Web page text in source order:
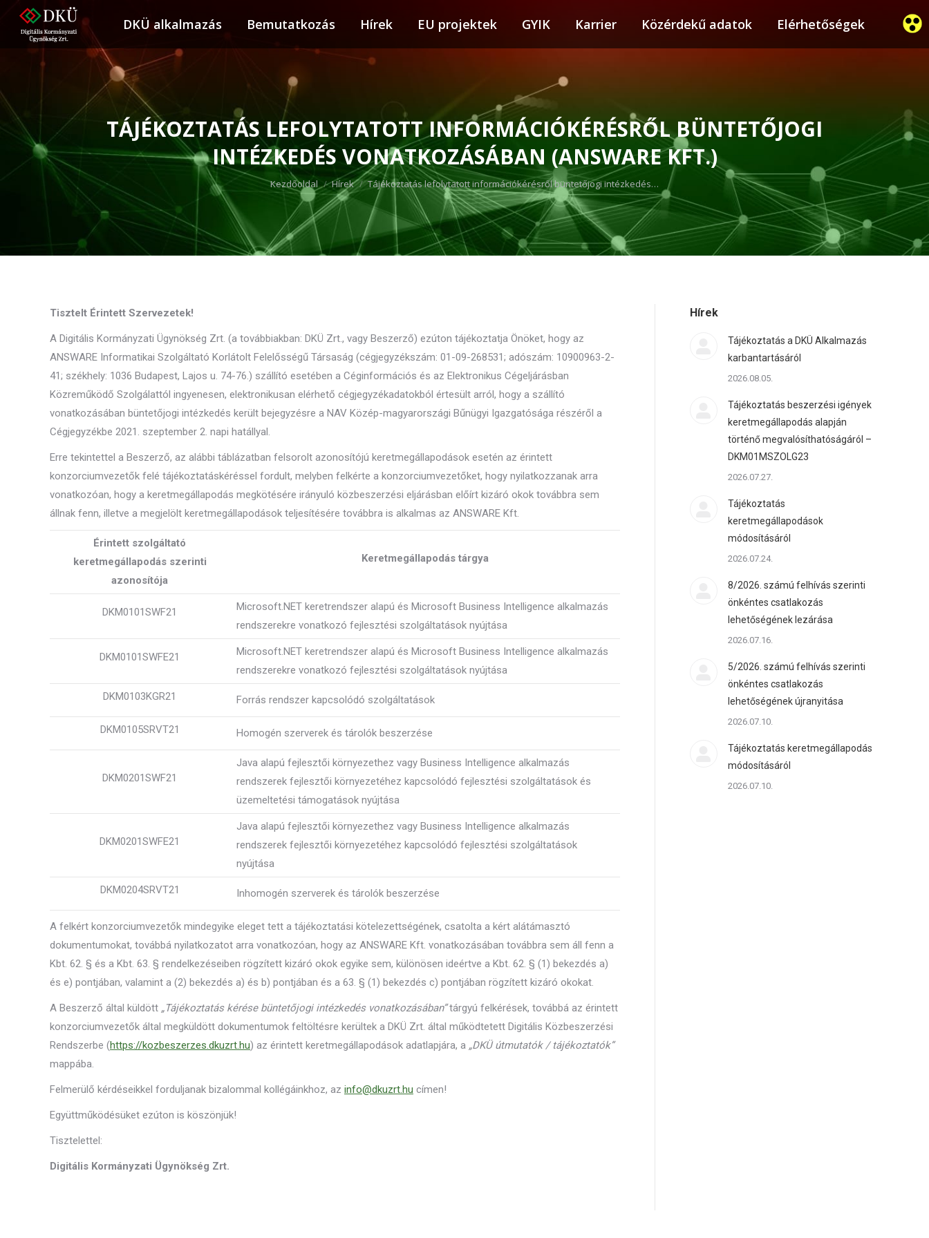
DKÜ alkalmazás Bemutatkozás Hírek EU projektek GYIK Karrier Közérdekű adatok Elérhetőségek
TÁJÉKOZTATÁS LEFOLYTATOTT INFORMÁCIÓKÉRÉSRŐL BÜNTETŐJOGI
INTÉZKEDÉS VONATKOZÁSÁBAN (ANSWARE KFT.)
You are here:
Kezdőoldal Hírek Tájékoztatás lefolytatott információkérésről büntetőjogi intézkedés…
Tisztelt Érintett Szervezetek!
A Digitális Kormányzati Ügynökség Zrt. (a továbbiakban: DKÜ Zrt., vagy Beszerző) ezúton tájékoztatja Önöket, hogy az
ANSWARE Informatikai Szolgáltató Korlátolt Felelősségű Társaság (cégjegyzékszám: 01-09-268531; adószám: 10900963-2-
41; székhely: 1036 Budapest, Lajos u. 74-76.) szállító esetében a Céginformációs és az Elektronikus Cégeljárásban
Közreműködő Szolgálattól ingyenesen, elektronikusan elérhető cégjegyzékadatokból értesült arról, hogy a szállító
vonatkozásában büntetőjogi intézkedés került bejegyzésre a NAV Közép-magyarországi Bűnügyi Igazgatósága részéről a
Cégjegyzékbe 2021. szeptember 2. napi hatállyal.
Erre tekintettel a Beszerző, az alábbi táblázatban felsorolt azonosítójú keretmegállapodások esetén az érintett
konzorciumvezetők felé tájékoztatáskéréssel fordult, melyben felkérte a konzorciumvezetőket, hogy nyilatkozzanak arra
vonatkozóan, hogy a keretmegállapodás megkötésére irányuló közbeszerzési eljárásban előírt kizáró okok továbbra sem
állnak fenn, illetve a megjelölt keretmegállapodások teljesítésére továbbra is alkalmas az ANSWARE Kft.
Érintett szolgáltató
keretmegállapodás szerinti
azonosítója
Keretmegállapodás tárgya
DKM0101SWF21
Microsoft.NET keretrendszer alapú és Microsoft Business Intelligence alkalmazás
rendszerekre vonatkozó fejlesztési szolgáltatások nyújtása
DKM0101SWFE21
Microsoft.NET keretrendszer alapú és Microsoft Business Intelligence alkalmazás
rendszerekre vonatkozó fejlesztési szolgáltatások nyújtása
DKM0103KGR21 Forrás rendszer kapcsolódó szolgáltatások
DKM0105SRVT21 Homogén szerverek és tárolók beszerzése
DKM0201SWF21
Java alapú fejlesztői környezethez vagy Business Intelligence alkalmazás
rendszerek fejlesztői környezetéhez kapcsolódó fejlesztési szolgáltatások és
üzemeltetési támogatások nyújtása
DKM0201SWFE21
Java alapú fejlesztői környezethez vagy Business Intelligence alkalmazás
rendszerek fejlesztői környezetéhez kapcsolódó fejlesztési szolgáltatások
nyújtása
DKM0204SRVT21 Inhomogén szerverek és tárolók beszerzése
A felkért konzorciumvezetők mindegyike eleget tett a tájékoztatási kötelezettségének, csatolta a kért alátámasztó
dokumentumokat, továbbá nyilatkozatot arra vonatkozóan, hogy az ANSWARE Kft. vonatkozásában továbbra sem áll fenn a
Kbt. 62. § és a Kbt. 63. § rendelkezéseiben rögzített kizáró okok egyike sem, különösen ideértve a Kbt. 62. § (1) bekezdés a)
és e) pontjában, valamint a (2) bekezdés a) és b) pontjában és a 63. § (1) bekezdés c) pontjában rögzített kizáró okokat.
A Beszerző által küldött „Tájékoztatás kérése büntetőjogi intézkedés vonatkozásában”tárgyú felkérések, továbbá az érintett
konzorciumvezetők által megküldött dokumentumok feltöltésre kerültek a DKÜ Zrt. által működtetett Digitális Közbeszerzési
Rendszerbe (https://kozbeszerzes.dkuzrt.hu) az érintett keretmegállapodások adatlapjára, a „DKÜ útmutatók / tájékoztatók”
mappába.
Felmerülő kérdéseikkel forduljanak bizalommal kollégáinkhoz, az info@dkuzrt.hu címen!
Együttműködésüket ezúton is köszönjük!
Tisztelettel:
Digitális Kormányzati Ügynökség Zrt.
Hírek
Tájékoztatás a DKÜ Alkalmazás
karbantartásáról
2026.08.05.
Tájékoztatás beszerzési igények
keretmegállapodás alapján
történő megvalósíthatóságáról –
DKM01MSZOLG23
2026.07.27.
Tájékoztatás
keretmegállapodások
módosításáról
2026.07.24.
8/2026. számú felhívás szerinti
önkéntes csatlakozás
lehetőségének lezárása
2026.07.16.
5/2026. számú felhívás szerinti
önkéntes csatlakozás
lehetőségének újranyitása
2026.07.10.
Tájékoztatás keretmegállapodás
módosításáról
2026.07.10.
DKÜ alkalmazás Bemutatkozás Hírek EU projektek GYIK Karrier Közérdekű adatok Elérhetőségek